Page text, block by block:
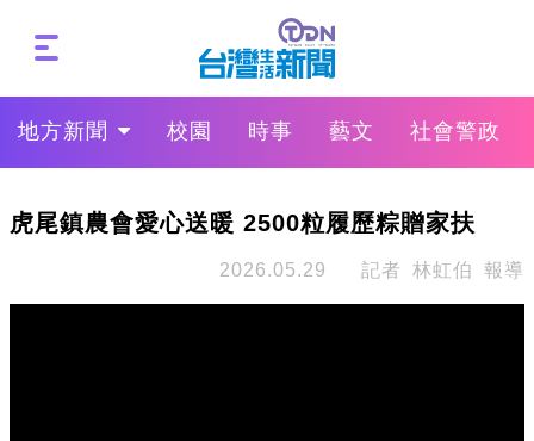
地方新聞 校園 時事 藝文 社會警政
虎尾鎮農會愛心送暖 2500粒履歷粽贈家扶
2026.05.29 記者 林虹伯 報導